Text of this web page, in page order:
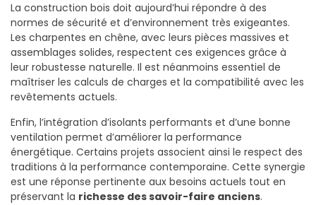
La construction bois doit aujourd’hui répondre à des
normes de sécurité et d’environnement très exigeantes.
Les charpentes en chêne, avec leurs pièces massives et
assemblages solides, respectent ces exigences grâce à
leur robustesse naturelle. Il est néanmoins essentiel de
maîtriser les calculs de charges et la compatibilité avec les
revêtements actuels.
Enfin, l’intégration d’isolants performants et d’une bonne
ventilation permet d’améliorer la performance
énergétique. Certains projets associent ainsi le respect des
traditions à la performance contemporaine. Cette synergie
est une réponse pertinente aux besoins actuels tout en
préservant la richesse des savoir-faire anciens.